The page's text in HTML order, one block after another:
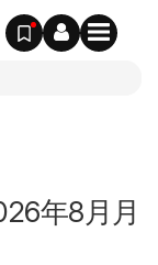
年8月月